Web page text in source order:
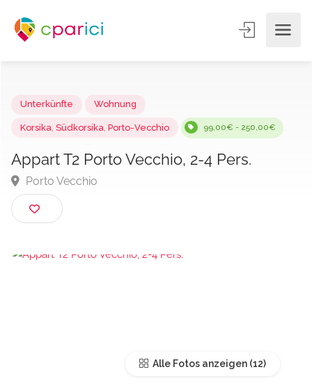
99,00€ - 250,00€
Appart T2 Porto Vecchio, 2-4 Pers.
Porto Vecchio
Alle Fotos anzeigen